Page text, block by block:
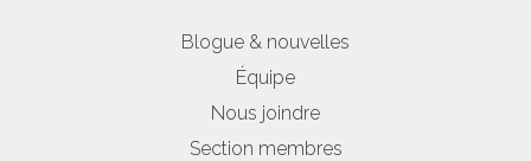
Blogue & nouvelles
Équipe
Nous joindre
Section membres